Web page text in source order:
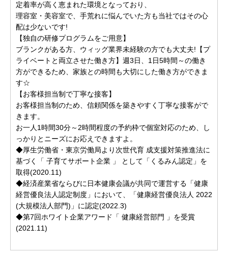
定着率が高く恵まれた環境となっており、
理容室・美容室で、手荒れに悩んでいた方も当社ではその心
配は少ないです!
【独自の研修プログラムをご用意】
ブランクがある方、ウィッグ業界未経験の方でも大丈夫!【プ
ライベートと両立させた働き方】週3日、1日5時間～の働き
方ができるため、家族との時間も大切にした働き方ができま
す☆
【お客様担当制で丁寧な接客】
お客様担当制のため、信頼関係を築きやすく丁寧な接客がで
きます。
お一人1時間30分～2時間程度の予約枠で個室対応のため、し
っかりとニーズにお応えできますよ。
◆厚生労働省・東京労働局より次世代育 成支援対策推進法に
基づく「 子育てサポート企業 」 として「くるみん認定」を
取得(2020.11)
◆経済産業省ならびに日本健康会議が共同で運営する「健康
経営優良法人認定制度」において、「健康経営優良法人 2022
(大規模法人部門)」に認定(2022.3)
◆第7回ホワイト企業アワード「 健康経営部門 」を受賞
(2021.11)